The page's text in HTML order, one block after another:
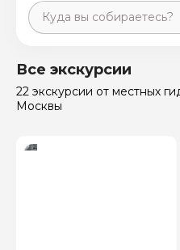
Санкт-Петербург
Россия
Все экскурсии
22 экскурсии от местных
Москвы